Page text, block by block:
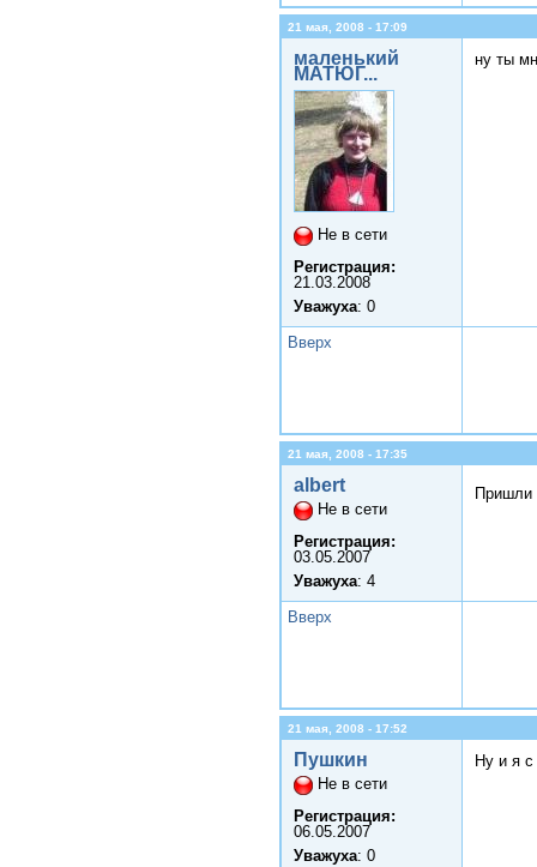
21 мая, 2008 - 17:09
маленький
МАТЮГ...
Не в сети
Регистрация:
21.03.2008
Уважуха: 0
ну ты
Вверх
21 мая, 2008 - 17:35
albert
Не в сети
Регистрация:
03.05.2007
Уважуха: 4
Пришли
Вверх
21 мая, 2008 - 17:52
Пушкин
Не в сети
Регистрация:
06.05.2007
Уважуха: 0
Ну и я